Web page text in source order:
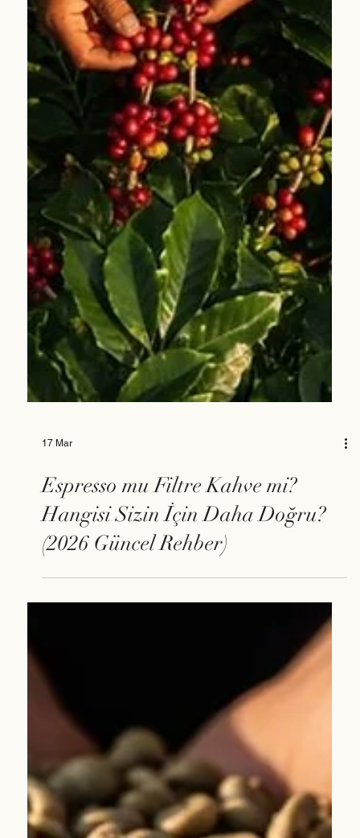
17 Mar
Espresso mu Filtre Kahve mi?
Hangisi Sizin İçin Daha Doğru?
(2026 Güncel Rehber)